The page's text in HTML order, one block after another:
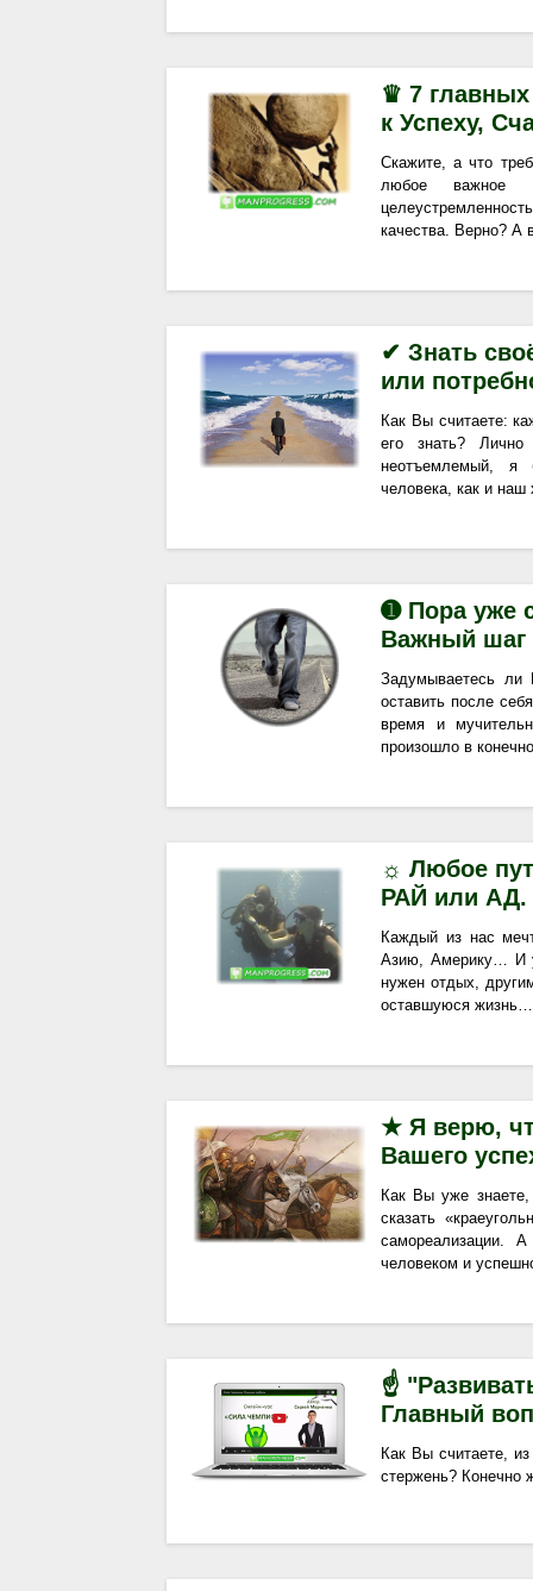
♛ 7
к Успеху,
Скажите, а что
любое важное
качества. Верно? А
✔ Знать
или
Как Вы считаете:
его знать?
неотъемлемый, я
человека, как и наш
➊ Пора уже
Важный шаг
Задумываетесь
оставить после
время и
произошло в
☼ Любое
РАЙ или АД.
Каждый из нас
Азию, Америку… И
нужен отдых,
оставшуюся жизнь…
★ Я верю,
Вашего
Как Вы уже знаете,
сказать
самореализации.
человеком и
☝
Главный
Как Вы считаете,
стержень? Конечно